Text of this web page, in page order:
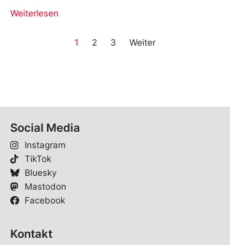
Weiterlesen
1 2 3 Weiter
Social Media
Instagram
TikTok
Bluesky
Mastodon
Facebook
Kontakt